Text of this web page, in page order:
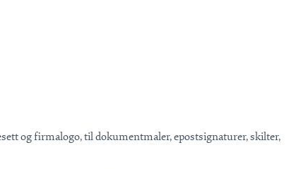
og firmalogo, til dokumentmaler, epostsignaturer, skilter,